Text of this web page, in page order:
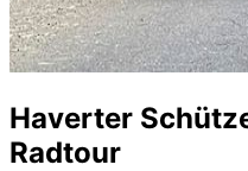
Haverter
Radtour